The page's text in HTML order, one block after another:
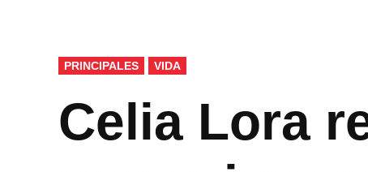
PUBLICADO
EN
PRINCIPALES VIDA
Celia Lora